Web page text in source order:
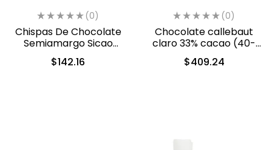
(0)
Chispas De Chocolate
Semiamargo Sicao
500gr. (2422-A99)
$142.16
(0)
Chocolate callebaut
claro 33% cacao (40-
802)
$409.24